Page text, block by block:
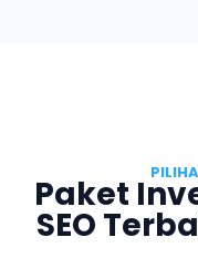
Paket
SEO